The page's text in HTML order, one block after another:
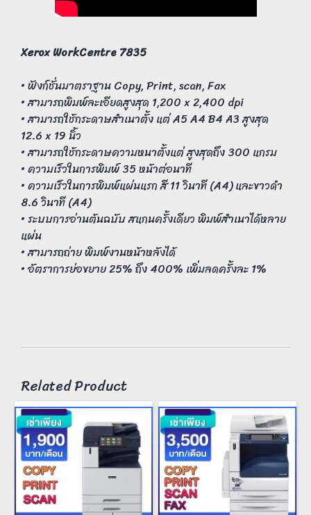
Xerox WorkCentre 7835
• ฟังก์ชั่นมาตราฐาน Copy, Print, scan, Fax
• สามารถพิมพ์ละเอียดสูงสุด 1,200 x 2,400 dpi
• สามารถใช้กระดาษสำเนาตั้ง แต่ A5 A4 B4 A3 สูงสุด
12.6 x 19 นิ้ว
• สามารถใช้กระดาษความหนาตั้งแต่ สูงสุดถึง 300 แกรม
• ความเร็วในการพิมพ์ 35 หน้าต่อนาที
• ความเร็วในการพิมพ์แผ่นแรก สี 11 วินาที (A4) และขาวดำ
8.6 วินาที (A4)
• ระบบการอ่านต้นฉบับ สแกนครั้งเดียว พิมพ์สำเนาได้หลาย
แผ่น
• สามารถถ่าย พิมพ์งานหน้าหลังได้
• อัตราการย่อขยาย 25% ถึง 400% เพิ่มลดครั้งละ 1%
Related Product